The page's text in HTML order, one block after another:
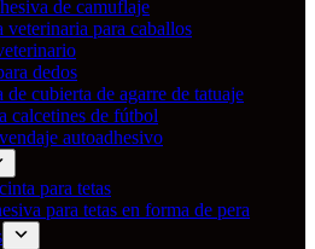
de camuflaje
veterinaria para caballos
dedos
cubierta de agarre de tatuaje
calcetines de fútbol
autoadhesivo
para tetas
para tetas en forma de pera